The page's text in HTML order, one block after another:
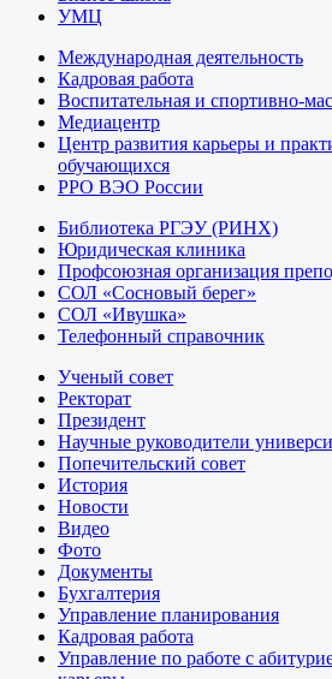
УМЦ
Международная деятельность
Кадровая работа
Воспитательная и спортивно-
Медиацентр
Центр развития карьеры и
обучающихся
РРО ВЭО России
Библиотека РГЭУ (РИНХ)
Юридическая клиника
Профсоюзная организация
СОЛ «Сосновый берег»
СОЛ «Ивушка»
Телефонный справочник
Ученый совет
Ректорат
Президент
Научные руководители
Попечительский совет
История
Новости
Видео
Фото
Документы
Бухгалтерия
Управление планирования
Кадровая работа
Управление по работе с